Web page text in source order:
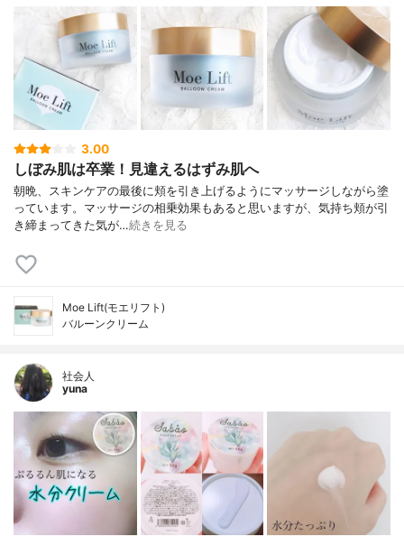
3.00
しぼみ肌は卒業！見違えるはずみ肌へ
朝晩、スキンケアの最後に頬を引き上げるようにマッサージしながら塗
っています。マッサージの相乗効果もあると思いますが、気持ち頬が引
き締まってきた気が…続きを見る
Moe Lift(モエリフト)
バルーンクリーム
社会人
yuna